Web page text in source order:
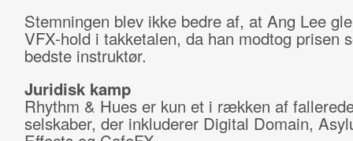
Stemningen blev ikke bedre af, at Ang Lee
VFX-hold i takketalen, da han modtog prisen
bedste instruktør.
Juridisk kamp
Rhythm & Hues er kun et i rækken af
selskaber, der inkluderer Digital Domain,